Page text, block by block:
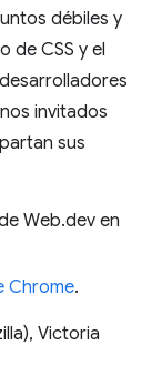
débiles y
de CSS y el
invitados
sus
Web.dev en
Chrome.
Victoria